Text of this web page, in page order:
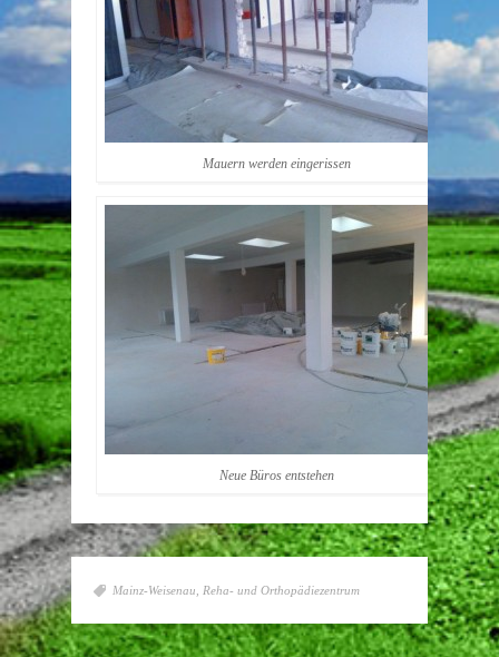
Mauern werden eingerissen
Neue Büros entstehen
Mainz-Weisenau Reha- und Orthopädiezentrum